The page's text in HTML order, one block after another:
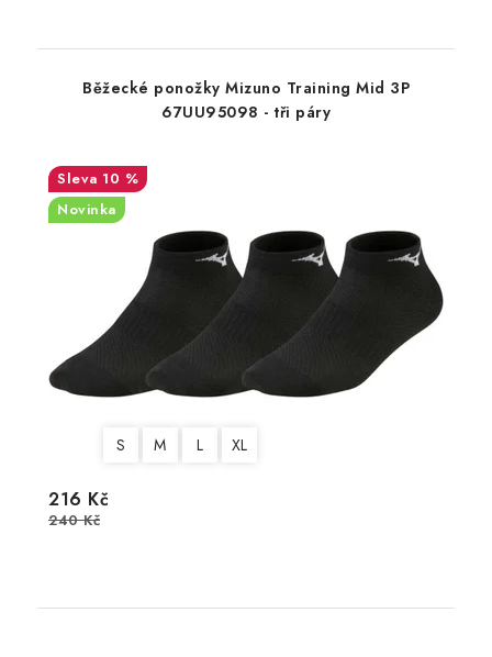
Běžecké ponožky Mizuno Training Mid 3P
67UU95098 - tři páry
10 %
Novinka
S M L XL
216 Kč
240 Kč